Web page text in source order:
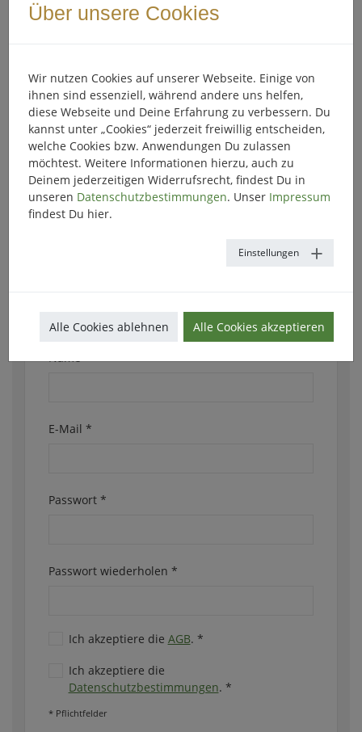
Registriere Dich einfach über das Formular und erhalte sofort
So funktioniert es:
👉 Zuerst kannst Du den Adventskalender in Ruhe
ausprobieren und alle Inhalte nach Deinen Wünschen
einrichten.
👉 Wenn alles passt und Du zufrieden bist, buchst Du den
Kalender und bindest ihn direkt auf Deiner Website oder in
Deinem Shop ein.
Starte jetzt – kostenlos testen, individuell gestalten und
Name*
E-Mail *
Passwort *
Passwort wiederholen *
Ich akzeptiere die AGB. *
Ich akzeptiere die
Datenschutzbestimmungen. *
* Pflichtfelder
Über unsere Cookies
Wir nutzen Cookies auf unserer Webseite. Einige von
ihnen sind essenziell, während andere uns helfen,
diese Webseite und Deine Erfahrung zu verbessern. Du
kannst unter „Cookies“ jederzeit freiwillig entscheiden,
welche Cookies bzw. Anwendungen Du zulassen
möchtest. Weitere Informationen hierzu, auch zu
Deinem jederzeitigen Widerrufsrecht, findest Du in
unseren Datenschutzbestimmungen. Unser Impressum
findest Du hier.
Einstellungen
Alle Cookies ablehnen Alle Cookies akzeptieren